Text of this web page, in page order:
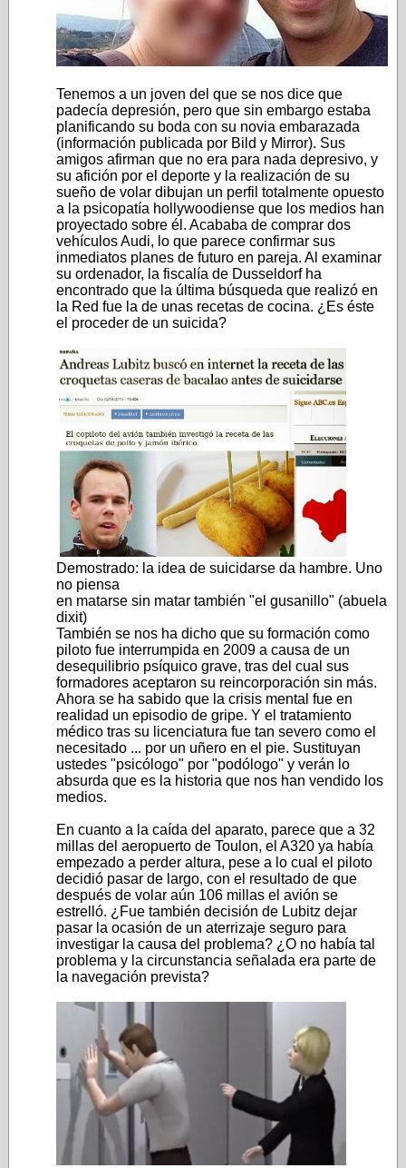
Tenemos a un joven del que se nos dice que
padecía depresión, pero que sin embargo estaba
planificando su boda con su novia embarazada
(información publicada por Bild y Mirror). Sus
amigos afirman que no era para nada depresivo, y
su afición por el deporte y la realización de su
sueño de volar dibujan un perfil totalmente opuesto
a la psicopatía hollywoodiense que los medios han
proyectado sobre él. Acababa de comprar dos
vehículos Audi, lo que parece confirmar sus
inmediatos planes de futuro en pareja. Al examinar
su ordenador, la fiscalía de Dusseldorf ha
encontrado que la última búsqueda que realizó en
la Red fue la de unas recetas de cocina. ¿Es éste
el proceder de un suicida?
Demostrado: la idea de suicidarse da hambre. Uno
no piensa
en matarse sin matar también "el gusanillo" (abuela
dixit)
También se nos ha dicho que su formación como
piloto fue interrumpida en 2009 a causa de un
desequilibrio psíquico grave, tras del cual sus
formadores aceptaron su reincorporación sin más.
Ahora se ha sabido que la crisis mental fue en
realidad un episodio de gripe. Y el tratamiento
médico tras su licenciatura fue tan severo como el
necesitado ... por un uñero en el pie. Sustituyan
ustedes "psicólogo" por "podólogo" y verán lo
absurda que es la historia que nos han vendido los
medios.
En cuanto a la caída del aparato, parece que a 32
millas del aeropuerto de Toulon, el A320 ya había
empezado a perder altura, pese a lo cual el piloto
decidió pasar de largo, con el resultado de que
después de volar aún 106 millas el avión se
estrelló. ¿Fue también decisión de Lubitz dejar
pasar la ocasión de un aterrizaje seguro para
investigar la causa del problema? ¿O no había tal
problema y la circunstancia señalada era parte de
la navegación prevista?